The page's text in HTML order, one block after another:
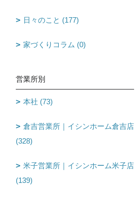
日々のこと (177)
家づくりコラム (0)
営業所別
本社 (73)
倉吉営業所｜イシンホーム倉吉店
(328)
米子営業所｜イシンホーム米子店
(139)